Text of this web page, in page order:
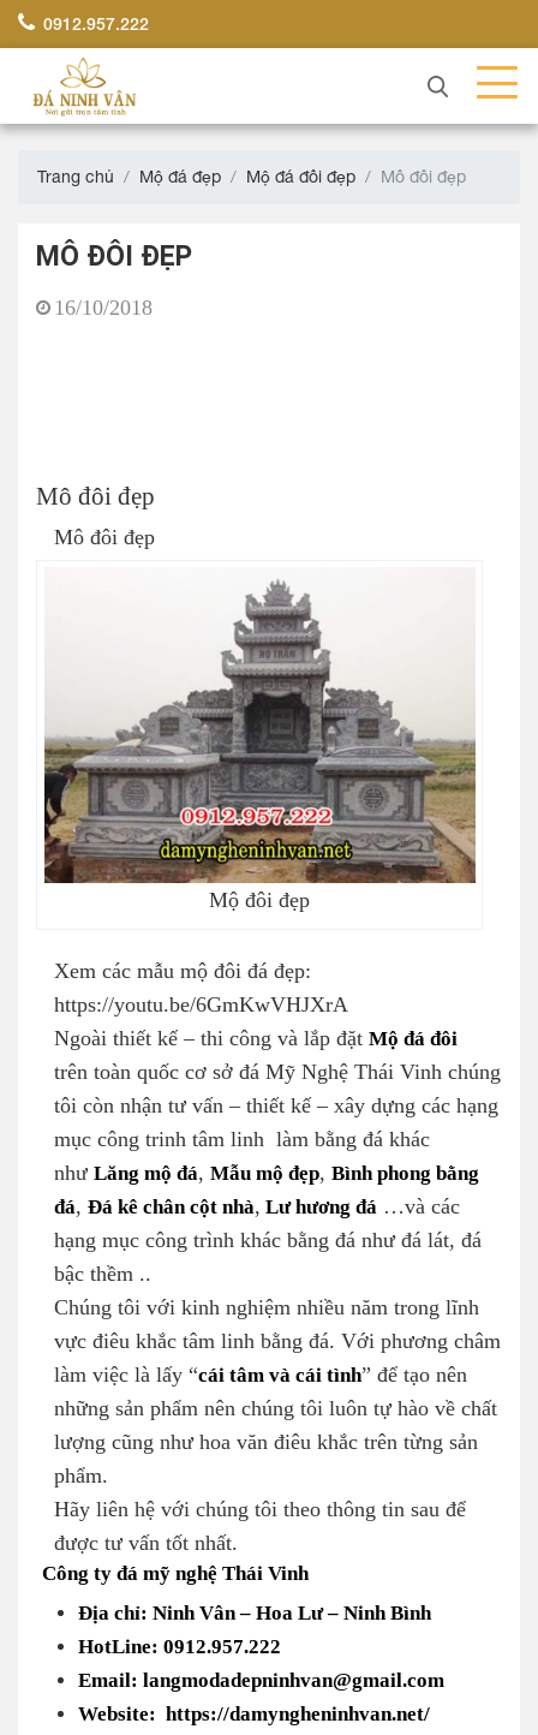
0912.957.222
Trang chủ Mộ đá đẹp Mộ đá đôi đẹp Mô đôi đẹp
MÔ ĐÔI ĐẸP
16/10/2018
Mô đôi đẹp
Mô đôi đẹp
Mộ đôi đẹp
Xem các mẫu mộ đôi đá đẹp:
https://youtu.be/6GmKwVHJXrA
Ngoài thiết kế – thi công và lắp đặt Mộ đá đôi
trên toàn quốc cơ sở đá Mỹ Nghệ Thái Vinh chúng
tôi còn nhận tư vấn – thiết kế – xây dựng các hạng
mục công trinh tâm linh làm bằng đá khác
như Lăng mộ đá, Mẫu mộ đẹp, Bình phong bằng
đá, Đá kê chân cột nhà, Lư hương đá …và các
hạng mục công trình khác bằng đá như đá lát, đá
bậc thềm ..
Chúng tôi với kinh nghiệm nhiều năm trong lĩnh
vực điêu khắc tâm linh bằng đá. Với phương châm
làm việc là lấy “cái tâm và cái tình” để tạo nên
những sản phẩm nên chúng tôi luôn tự hào về chất
lượng cũng như hoa văn điêu khắc trên từng sản
phẩm.
Hãy liên hệ với chúng tôi theo thông tin sau để
được tư vấn tốt nhất.
Công ty đá mỹ nghệ Thái Vinh
Địa chỉ: Ninh Vân – Hoa Lư – Ninh Bình
HotLine: 0912.957.222
Email: langmodadepninhvan@gmail.com
Website: https://damyngheninhvan.net/